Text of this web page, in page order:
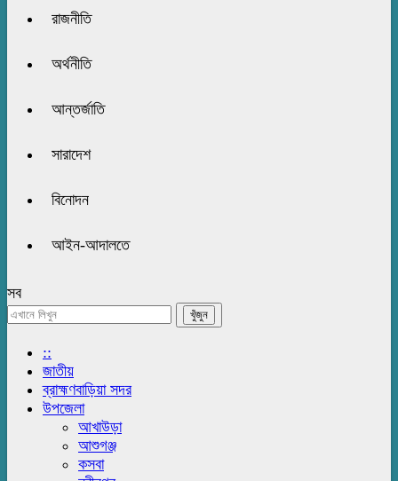
রাজনীতি
অর্থনীতি
আন্তর্জাতি
সারাদেশ
বিনোদন
আইন-আদালতে
সব
::
জাতীয়
ব্রাহ্মণবাড়িয়া সদর
উপজেলা
আখাউড়া
আশুগঞ্জ
কসবা